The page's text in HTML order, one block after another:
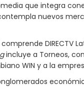
que integra
nuevos
DIRECTV
incluye a Torneos,
WIN y a la